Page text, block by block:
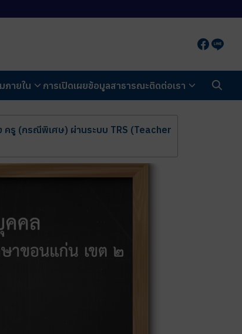
ภายใน การเปิดเผยข้อมูลสาธารณะติดต่อเรา
ครู (กรณีพิเศษ) ผ่านระบบ TRS (Teacher